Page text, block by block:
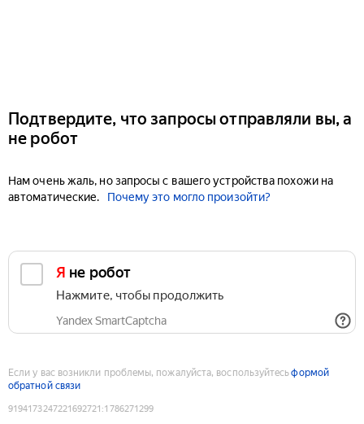
Подтвердите, что запросы отправляли вы, а
не робот
Нам очень жаль, но запросы с вашего устройства похожи на
автоматические.
Почему это могло произойти?
Я не робот
Нажмите, чтобы продолжить
Yandex SmartCaptcha
Если у вас возникли проблемы, пожалуйста, воспользуйтесьформой
обратной связи
9194173247221692721 :1786271299